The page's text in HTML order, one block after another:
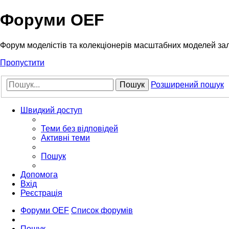
Форуми OEF
Форум моделістів та колекціонерів масштабних моделей
Пропустити
Пошук Розширений пошук
Швидкий доступ
Теми без відповідей
Активні теми
Пошук
Допомога
Вхід
Реєстрація
Форуми OEF Список форумів